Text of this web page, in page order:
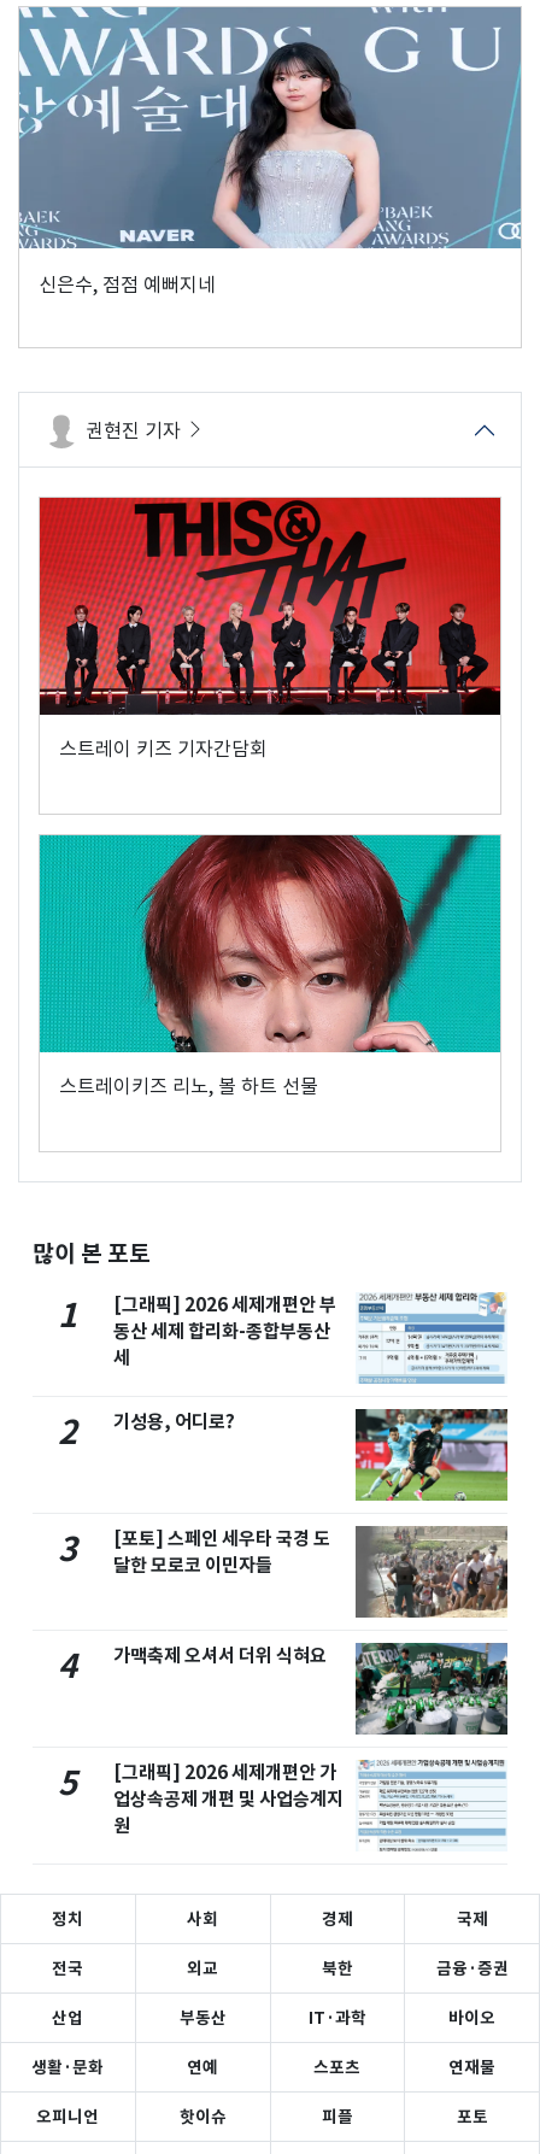
신은수, 점점 예뻐지네
권현진 기자
스트레이 키즈 기자간담회
스트레이키즈 리노, 볼 하트 선물
많이 본 포토
1
[그래픽] 2026 세제개편안 부
동산 세제 합리화-종합부동산
세
2 기성용, 어디로?
3
[포토] 스페인 세우타 국경 도
달한 모로코 이민자들
4 가맥축제 오셔서 더위 식혀요
5
[그래픽] 2026 세제개편안 가
업상속공제 개편 및 사업승계지
원
정치 사회 경제 국제
전국 외교 북한 금융·증권
산업 부동산 IT·과학 바이오
생활·문화 연예 스포츠 연재물
오피니언 핫이슈 피플 포토